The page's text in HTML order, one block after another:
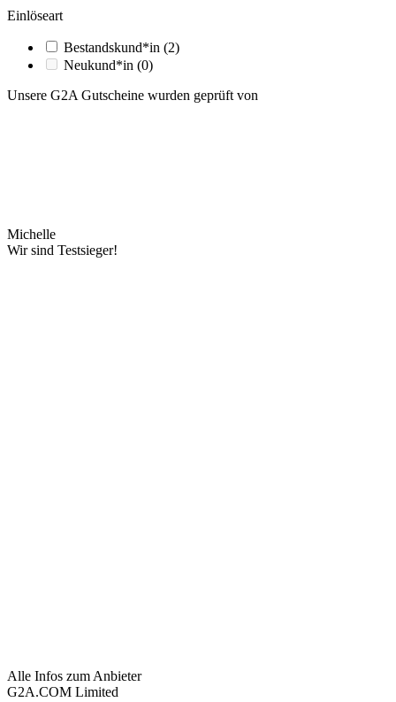
Einlöseart
Bestandskund*in (2)
Neukund*in (0)
Unsere G2A Gutscheine wurden geprüft von
Michelle
Wir sind Testsieger!
Alle Infos zum Anbieter
G2A.COM Limited